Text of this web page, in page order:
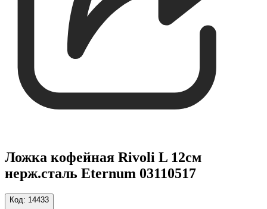
Ложка кофейная Rivoli L 12см
нерж.сталь Eternum 03110517
Код: 14433